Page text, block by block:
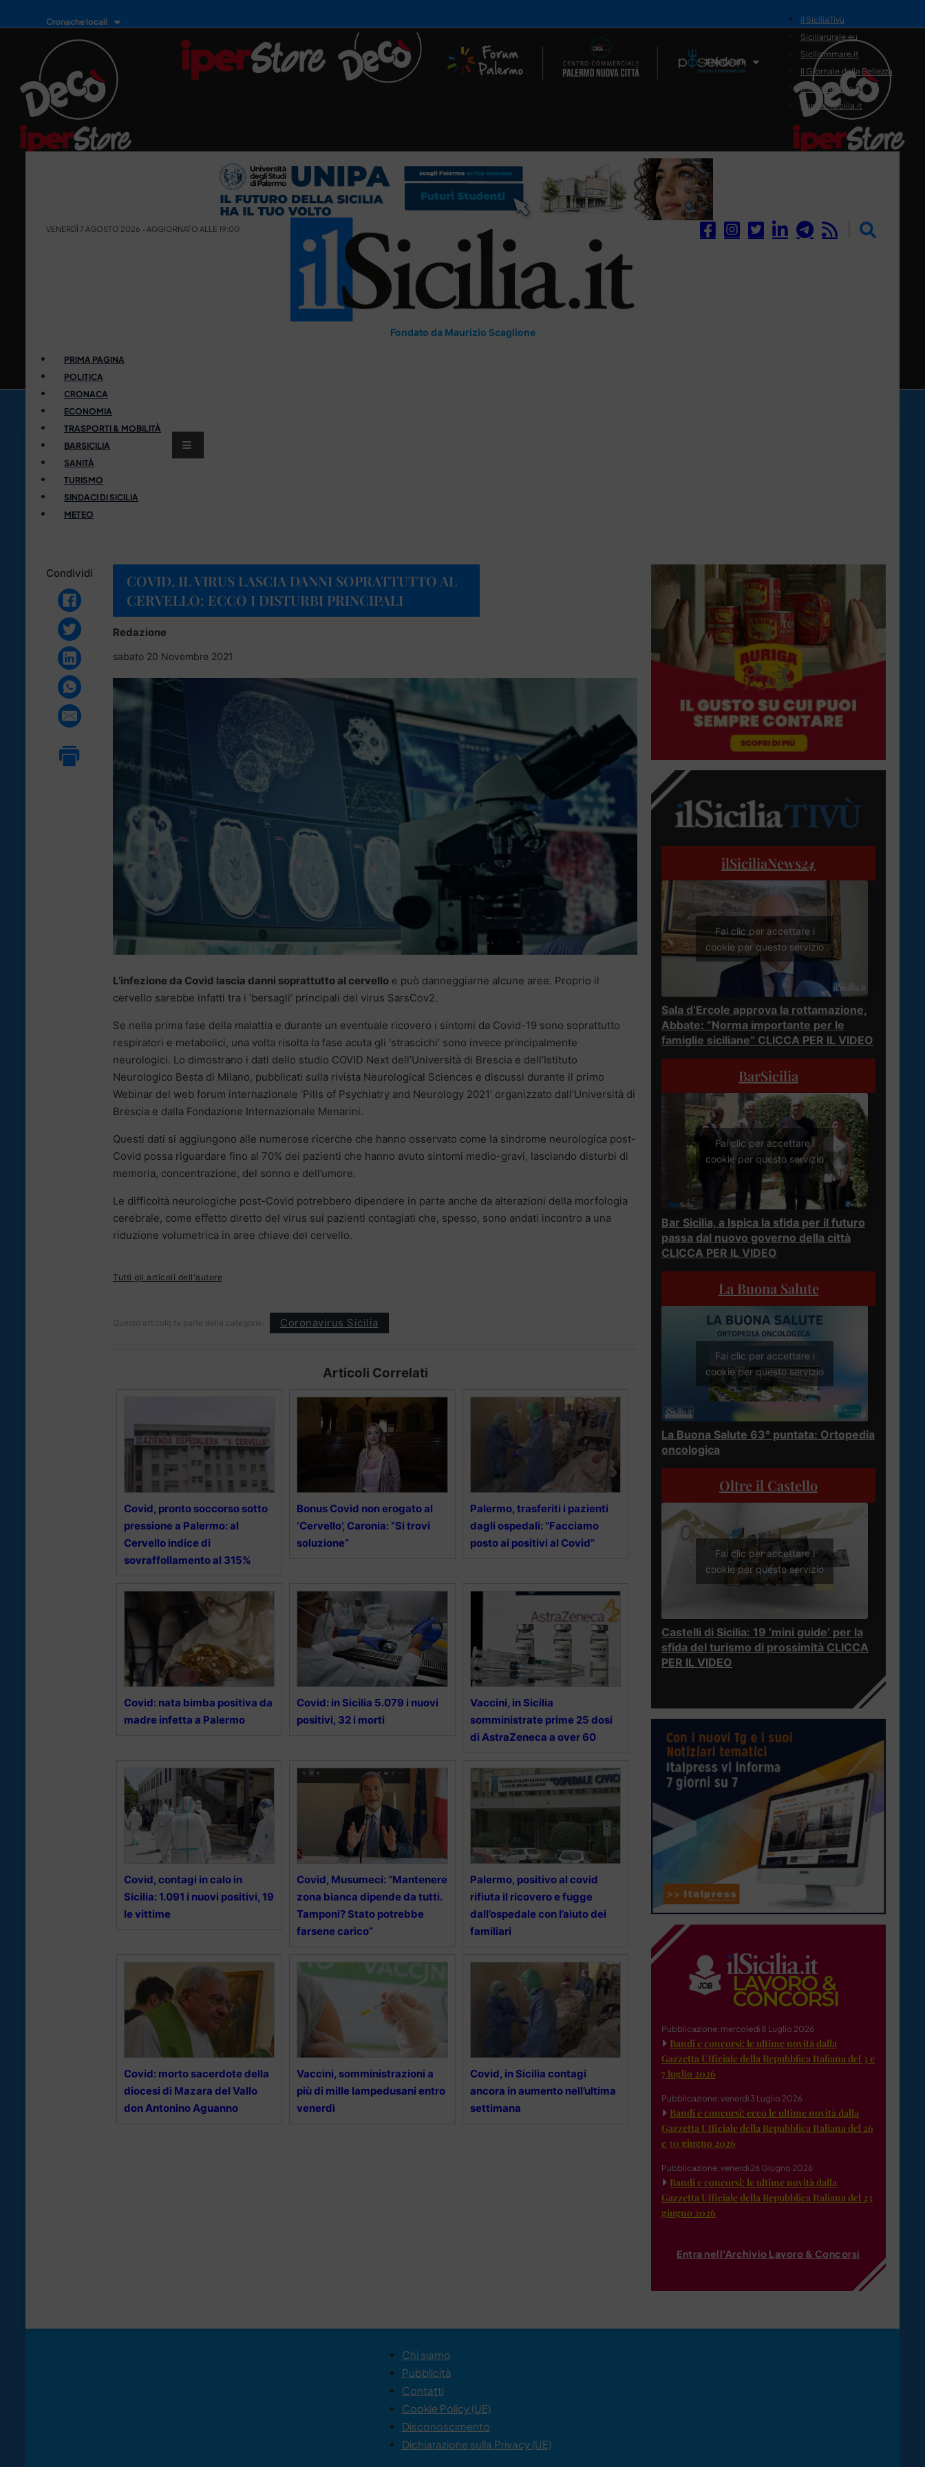
Cronache locali
Il Network
il SiciliaTivù
Siciliarurale.eu
Siciliammare.it
Il Giornale della Bellezza
Siciliamedica.it
Sanitainsicilia.it
VENERDÌ 7 AGOSTO 2026 - AGGIORNATO ALLE 19:00
Fondato da Maurizio Scaglione
PRIMA PAGINA
POLITICA
CRONACA
ECONOMIA
TRASPORTI & MOBILITÀ
BARSICILIA
SANITÀ
TURISMO
SINDACI DI SICILIA
METEO
Condividi
COVID, IL VIRUS LASCIA DANNI SOPRATTUTTO AL
CERVELLO: ECCO I DISTURBI PRINCIPALI
Redazione
sabato 20 Novembre 2021
L’infezione da Covid lascia danni soprattutto al cervello e può danneggiarne alcune aree. Proprio il
cervello sarebbe infatti tra i ‘bersagli’ principali del virus SarsCov2.
Se nella prima fase della malattia e durante un eventuale ricovero i sintomi da Covid-19 sono soprattutto
respiratori e metabolici, una volta risolta la fase acuta gli ‘strascichi’ sono invece principalmente
neurologici. Lo dimostrano i dati dello studio COVID Next dell’Università di Brescia e dell’Istituto
Neurologico Besta di Milano, pubblicati sulla rivista Neurological Sciences e discussi durante il primo
Webinar del web forum internazionale ‘Pills of Psychiatry and Neurology 2021’ organizzato dall’Università di
Brescia e dalla Fondazione Internazionale Menarini.
Questi dati si aggiungono alle numerose ricerche che hanno osservato come la sindrome neurologica post-
Covid possa riguardare fino al 70% dei pazienti che hanno avuto sintomi medio-gravi, lasciando disturbi di
memoria, concentrazione, del sonno e dell’umore.
Le difficoltà neurologiche post-Covid potrebbero dipendere in parte anche da alterazioni della morfologia
cerebrale, come effetto diretto del virus sui pazienti contagiati che, spesso, sono andati incontro a una
riduzione volumetrica in aree chiave del cervello.
Tutti gli articoli dell'autore
Questo articolo fa parte delle categorie: Coronavirus Sicilia
Articoli Correlati
Covid, pronto soccorso sotto
pressione a Palermo: al
Cervello indice di
sovraffollamento al 315%
Bonus Covid non erogato al
‘Cervello’, Caronia: “Si trovi
soluzione”
Palermo, trasferiti i pazienti
dagli ospedali: “Facciamo
posto ai positivi al Covid”
Covid: nata bimba positiva da
madre infetta a Palermo
Covid: in Sicilia 5.079 i nuovi
positivi, 32 i morti
Vaccini, in Sicilia
somministrate prime 25 dosi
di AstraZeneca a over 60
Covid, contagi in calo in
Sicilia: 1.091 i nuovi positivi, 19
le vittime
Covid, Musumeci: “Mantenere
zona bianca dipende da tutti.
Tamponi? Stato potrebbe
farsene carico”
Palermo, positivo al covid
rifiuta il ricovero e fugge
dall’ospedale con l’aiuto dei
familiari
Covid: morto sacerdote della
diocesi di Mazara del Vallo
don Antonino Aguanno
Vaccini, somministrazioni a
più di mille lampedusani entro
venerdì
Covid, in Sicilia contagi
ancora in aumento nell’ultima
settimana
ilSiciliaNews24
Fai clic per accettare i
cookie per questo servizio
Sala d’Ercole approva la rottamazione,
Abbate: “Norma importante per le
famiglie siciliane” CLICCA PER IL VIDEO
BarSicilia
Fai clic per accettare i
cookie per questo servizio
Bar Sicilia, a Ispica la sfida per il futuro
passa dal nuovo governo della città
CLICCA PER IL VIDEO
La Buona Salute
Fai clic per accettare i
cookie per questo servizio
La Buona Salute 63° puntata: Ortopedia
oncologica
Oltre il Castello
Fai clic per accettare i
cookie per questo servizio
Castelli di Sicilia: 19 ‘mini guide’ per la
sfida del turismo di prossimità CLICCA
PER IL VIDEO
Pubblicazione: mercoledì 8 Luglio 2026
Bandi e concorsi: le ultime novità dalla
Gazzetta Ufficiale della Repubblica Italiana del 3 e
7 luglio 2026
Pubblicazione: venerdì 3 Luglio 2026
Bandi e concorsi: ecco le ultime novità dalla
Gazzetta Ufficiale della Repubblica Italiana del 26
e 30 giugno 2026
Pubblicazione: venerdì 26 Giugno 2026
Bandi e concorsi: le ultime novità dalla
Gazzetta Ufficiale della Repubblica Italiana del 23
giugno 2026
Entra nell'Archivio Lavoro & Concorsi
Chi siamo
Pubblicità
Contatti
Cookie Policy (UE)
Disconoscimento
Dichiarazione sulla Privacy (UE)